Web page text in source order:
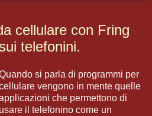
cellulare con Fring
telefonini.
si parla di programmi per
vengono in mente quelle
che permettono di
usare il telefonino come un